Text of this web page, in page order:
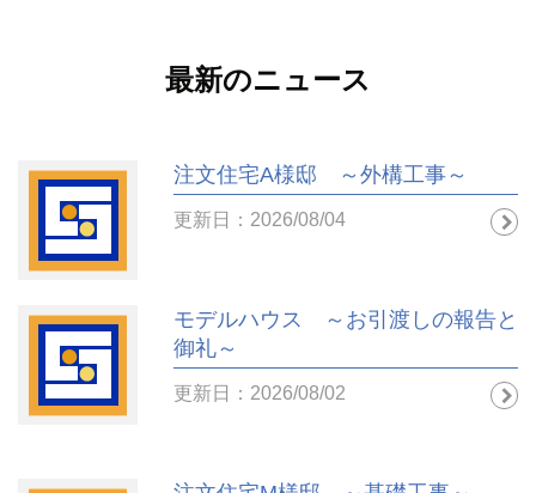
最新のニュース
注文住宅A様邸 ～外構工事～
更新日：2026/08/04
モデルハウス ～お引渡しの報告と
御礼～
更新日：2026/08/02